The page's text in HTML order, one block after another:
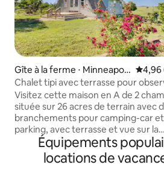
Gîte à la ferme ⋅ Minneapoli
s
4,96
Chalet tipi avec terrasse pour
les étoiles et brasero
Visitez cette maison en A de 2
située sur 26 acres de terrain avec
branchements pour camping-car
parking, avec terrasse et vue sur la
campagne, à quelques minutes de
Minneapolis, Rock City et
est à 15 minutes. Rassemblez-vous
Équipements
locations de